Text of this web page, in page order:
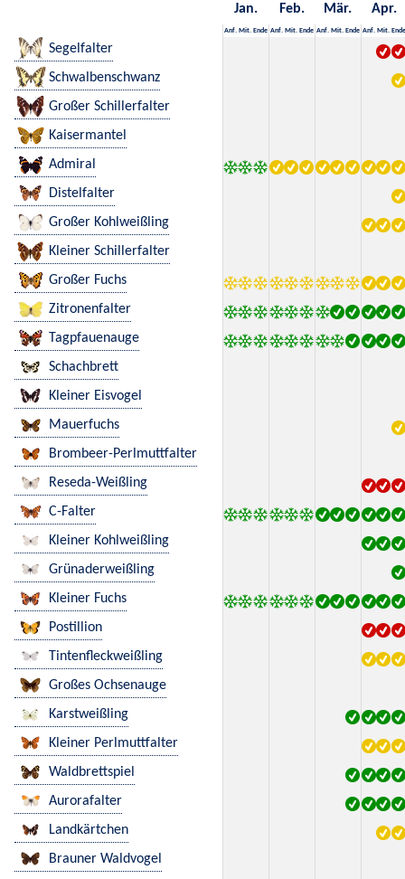
Jan. Feb. Mär. Apr.
Anf. Mit. Ende Anf. Mit. Ende Anf. Mit. Ende Anf. Mit. Ende
Segelfalter
Schwalbenschwanz
Großer Schillerfalter
Kaisermantel
Admiral
Distelfalter
Großer Kohlweißling
Kleiner Schillerfalter
Großer Fuchs
Zitronenfalter
Tagpfauenauge
Schachbrett
Kleiner Eisvogel
Mauerfuchs
Brombeer-Perlmuttfalter
Reseda-Weißling
C-Falter
Kleiner Kohlweißling
Grünaderweißling
Kleiner Fuchs
Postillion
Tintenfleckweißling
Großes Ochsenauge
Karstweißling
Kleiner Perlmuttfalter
Waldbrettspiel
Aurorafalter
Landkärtchen
Brauner Waldvogel